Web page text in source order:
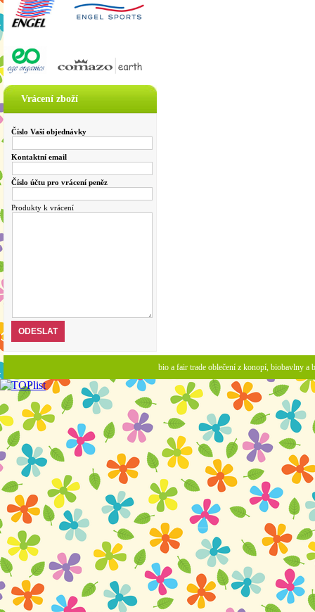
Vrácení zboží
Číslo Vaší objednávky
Kontaktní email
Číslo účtu pro vrácení peněz
Produkty k vrácení
bio a fair trade oblečení z konopí, biobavlny a